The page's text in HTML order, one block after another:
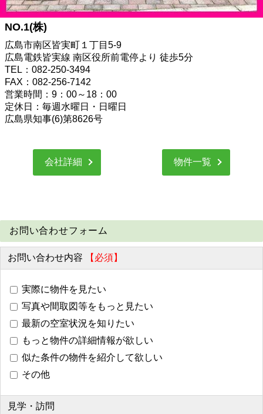
NO.1(株)
広島市南区皆実町１丁目5-9
広島電鉄皆実線 南区役所前電停より 徒歩5分
TEL：082-250-3494
FAX：082-256-7142
営業時間：9：00～18：00
定休日：毎週水曜日・日曜日
広島県知事(6)第8626号
会社詳細 物件一覧
お問い合わせフォーム
お問い合わせ内容 【必須】
実際に物件を見たい
写真や間取図等をもっと見たい
最新の空室状況を知りたい
もっと物件の詳細情報が欲しい
似た条件の物件を紹介して欲しい
その他
見学・訪問